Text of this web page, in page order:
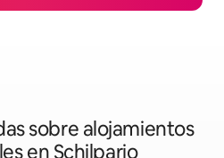
sobre alojamientos
en Schilpario